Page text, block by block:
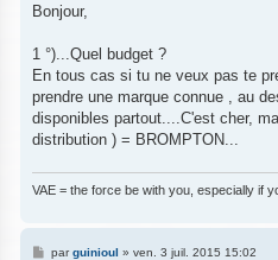
s
g
e
Bonjour,
1 °)...Quel budget ?
En tous cas si tu ne veux pas te
prendre une marque connue , au
disponibles partout....C'est cher,
distribution ) = BROMPTON...
VAE = the force be with you, especially if
Mparguinioul » ven. 3 juil. 2015 15:02